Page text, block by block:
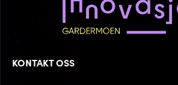
KONTAKT OSS